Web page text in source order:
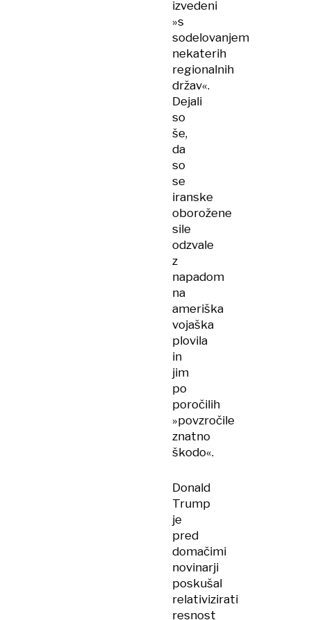
izvedeni
»s
sodelovanjem
nekaterih
regionalnih
držav«.
Dejali
so
še,
da
so
se
iranske
oborožene
sile
odzvale
z
napadom
na
ameriška
vojaška
plovila
in
jim
po
poročilih
»povzročile
znatno
škodo«.
Donald
Trump
je
pred
domačimi
novinarji
poskušal
relativizirati
resnost